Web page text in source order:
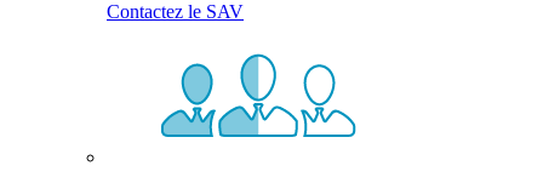
Contactez le SAV